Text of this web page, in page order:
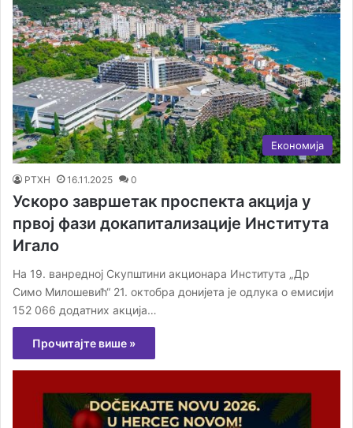
Економија
РТХН 16.11.2025 0
Ускоро завршетак проспекта акција у
првој фази докапитализације Института
Игало
На 19. ванредној Скупштини акционара Института „Др
Симо Милошевић“ 21. октобра донијета је одлука о емисији
152 066 додатних акција…
Прочитајте више »